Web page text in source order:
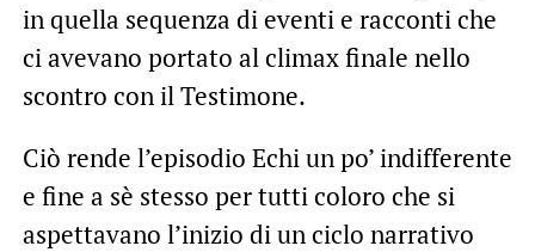
in quella sequenza di eventi e racconti che
ci avevano portato al climax finale nello
scontro con il Testimone.
Ciò rende l’episodio Echi un po’ indifferente
e fine a sè stesso per tutti coloro che si
aspettavano l’inizio di un ciclo narrativo